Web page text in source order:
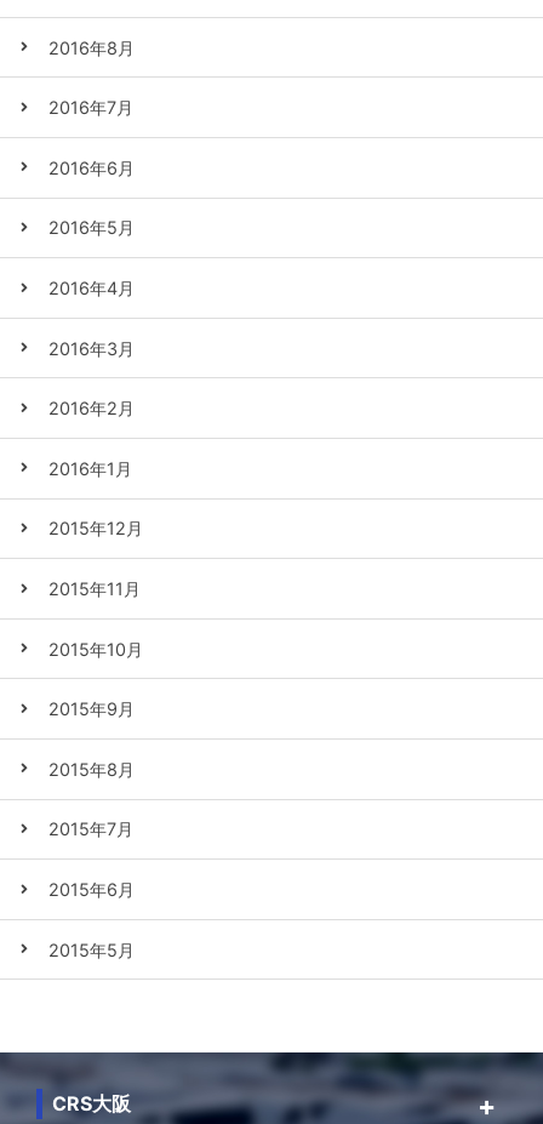
2016年8月
2016年7月
2016年6月
2016年5月
2016年4月
2016年3月
2016年2月
2016年1月
2015年12月
2015年11月
2015年10月
2015年9月
2015年8月
2015年7月
2015年6月
2015年5月
CRS大阪